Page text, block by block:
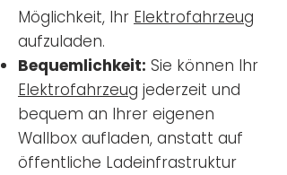
Möglichkeit, Ihr Elektrofahrzeug
aufzuladen.
Bequemlichkeit: Sie können Ihr
Elektrofahrzeug jederzeit und
bequem an Ihrer eigenen
Wallbox aufladen, anstatt auf
öffentliche Ladeinfrastruktur